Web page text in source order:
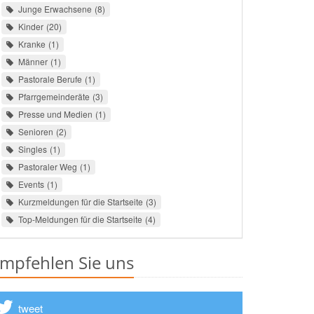
Junge Erwachsene 8
Kinder 20
Kranke 1
Männer 1
Pastorale Berufe 1
Pfarrgemeinderäte 3
Presse und Medien 1
Senioren 2
Singles 1
Pastoraler Weg 1
Events 1
Kurzmeldungen für die Startseite 3
Top-Meldungen für die Startseite 4
Sie uns
tweet